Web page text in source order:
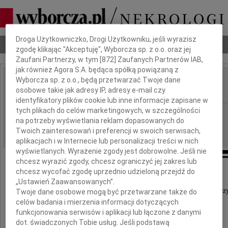
Nekrologi Odeszli Poradnik pogrzebowy
IMIĘ I NAZWISKO: Ewa Ciborska
REGION: Warszawa
DATA EMISJI: 19.05.2023
23 maja 2023 roku o godzinie12.00
w kościele św Karola Boromeusza pożegnamy naszą
Dbamy o Twoją prywatność
Droga Użytkowniczko, Drogi Użytkowniku, jeśli wyrazisz
zgodę klikając "Akceptuję", Wyborcza sp. z o.o. oraz jej
Zaufani Partnerzy, w tym [872 ] Zaufanych Partnerów IAB,
jak również Agora S.A. będąca spółką powiązaną z
Wyborcza sp. z o.o., będą przetwarzać Twoje dane
osobowe takie jak adresy IP, adresy e-mail czy
identyfikatory plików cookie lub inne informacje zapisane w
tych plikach do celów marketingowych, w szczególności
na potrzeby wyświetlania reklam dopasowanych do
Twoich zainteresowań i preferencji w swoich serwisach,
aplikacjach i w Internecie lub personalizacji treści w nich
wyświetlanych. Wyrażenie zgody jest dobrowolne. Jeśli nie
chcesz wyrazić zgody, chcesz ograniczyć jej zakres lub
chcesz wycofać zgodę uprzednio udzieloną przejdź do
„Ustawień Zaawansowanych”.
Twoje dane osobowe mogą być przetwarzane także do
celów badania i mierzenia informacji dotyczących
funkcjonowania serwisów i aplikacji lub łączone z danymi
dot. świadczonych Tobie usług. Jeśli podstawą